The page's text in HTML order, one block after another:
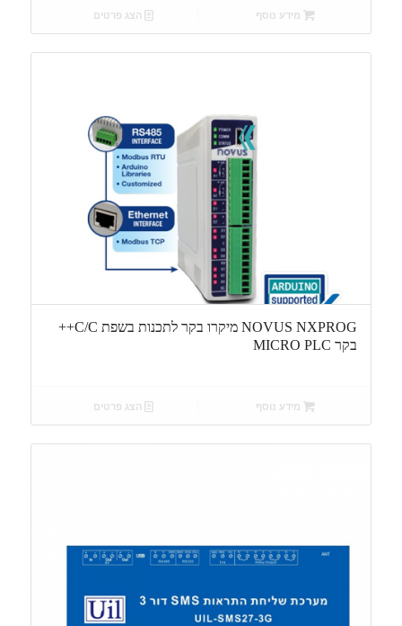
מידע נוסף הצג פרטים
NOVUS NXPROG מיקרו בקר לתכנות בשפת C/C++
בקר MICRO PLC
מידע נוסף הצג פרטים